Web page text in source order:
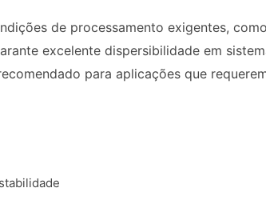
de processamento exigentes,
excelente dispersibilidade em
para aplicações que